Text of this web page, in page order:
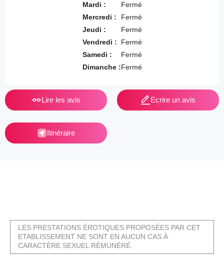
Mardi :
Mercredi :
Jeudi :
Vendredi :
Samedi :
Dimanche :
Fermé
Fermé
Fermé
Fermé
Fermé
Fermé
Lire les avis Ecrire un avis
Itinéraire
LES PRESTATIONS ÉROTIQUES PROPOSÉES PAR CET
ETABLISSEMENT NE SONT EN AUCUN CAS À
CARACTÈRE SEXUEL RÉMUNÉRÉ.